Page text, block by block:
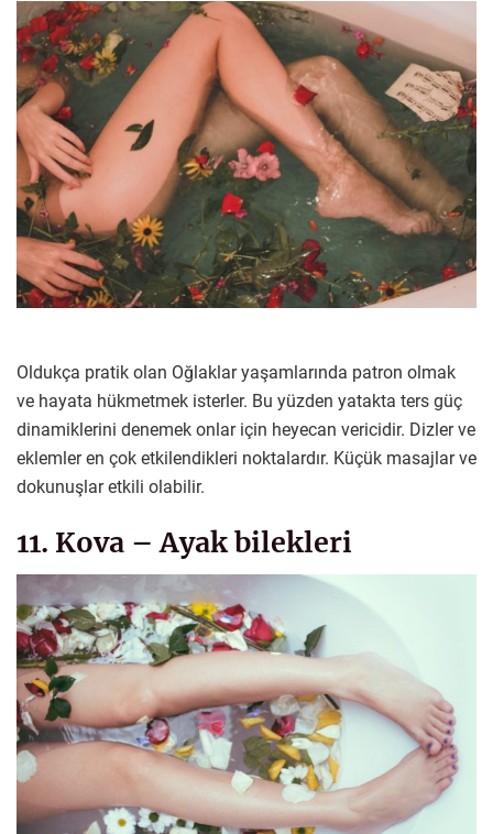
Oldukça pratik olan Oğlaklar yaşamlarında patron olmak
ve hayata hükmetmek isterler. Bu yüzden yatakta ters güç
dinamiklerini denemek onlar için heyecan vericidir. Dizler ve
eklemler en çok etkilendikleri noktalardır. Küçük masajlar ve
dokunuşlar etkili olabilir.
11. Kova – Ayak bilekleri